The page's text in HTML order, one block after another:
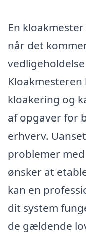
En
når det
kloakering og
af opgaver for
erhverv.
problemer
ønsker at
kan en
dit system
de gældende